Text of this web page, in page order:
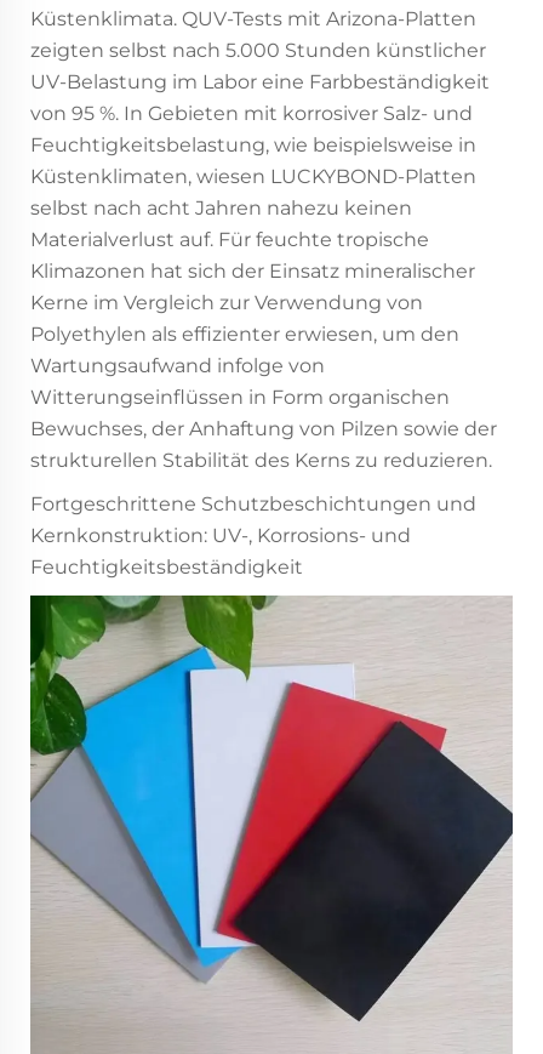
Küstenklimata. QUV-Tests mit Arizona-Platten
zeigten selbst nach 5.000 Stunden künstlicher
UV-Belastung im Labor eine Farbbeständigkeit
von 95 %. In Gebieten mit korrosiver Salz- und
Feuchtigkeitsbelastung, wie beispielsweise in
Küstenklimaten, wiesen LUCKYBOND-Platten
selbst nach acht Jahren nahezu keinen
Materialverlust auf. Für feuchte tropische
Klimazonen hat sich der Einsatz mineralischer
Kerne im Vergleich zur Verwendung von
Polyethylen als effizienter erwiesen, um den
Wartungsaufwand infolge von
Witterungseinflüssen in Form organischen
Bewuchses, der Anhaftung von Pilzen sowie der
strukturellen Stabilität des Kerns zu reduzieren.
Fortgeschrittene Schutzbeschichtungen und
Kernkonstruktion: UV-, Korrosions- und
Feuchtigkeitsbeständigkeit